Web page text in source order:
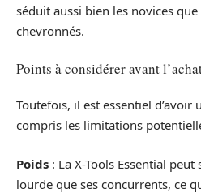
séduit aussi bien les novices
chevronnés.
Points à considérer avant
Toutefois, il est essentiel d’avoir
compris les limitations
Poids : La X-Tools Essential
lourde que ses concurrents, ce